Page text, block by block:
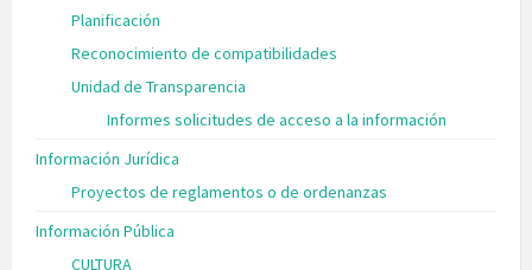
Planificación
Reconocimiento de compatibilidades
Unidad de Transparencia
Informes solicitudes de acceso a la información
Información Jurídica
Proyectos de reglamentos o de ordenanzas
Información Pública
CULTURA